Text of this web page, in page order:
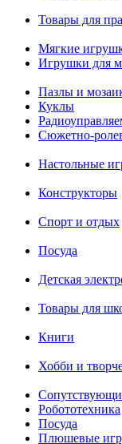
Товары для
Мягкие
Игрушки для
Пазлы и
Куклы
Сюжетно-
Настольные
Конструкторы
Спорт и отдых
Посуда
Детская
Товары для
Книги
Хобби и
Робототехника
Посуда
Плюшевые